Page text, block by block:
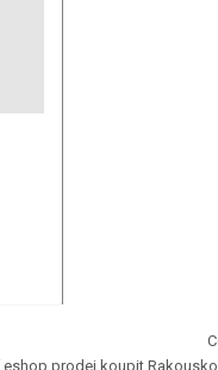
prodej koupit